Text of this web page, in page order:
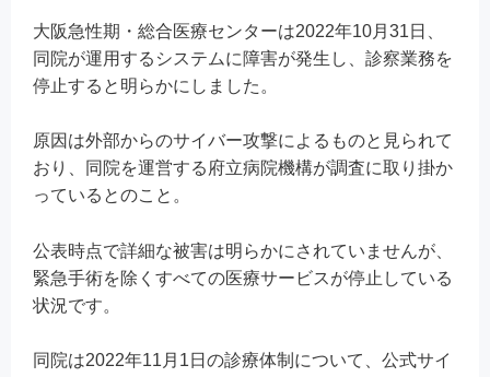
大阪急性期・総合医療センターは2022年10月31日、
同院が運用するシステムに障害が発生し、診察業務を
停止すると明らかにしました。
原因は外部からのサイバー攻撃によるものと見られて
おり、同院を運営する府立病院機構が調査に取り掛か
っているとのこと。
公表時点で詳細な被害は明らかにされていませんが、
緊急手術を除くすべての医療サービスが停止している
状況です。
同院は2022年11月1日の診療体制について、公式サイ